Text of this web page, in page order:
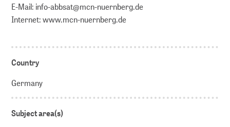
E-Mail: info-abbsat@mcn-nuernberg.de
Internet: www.mcn-nuernberg.de
Country
Germany
Subject area(s)